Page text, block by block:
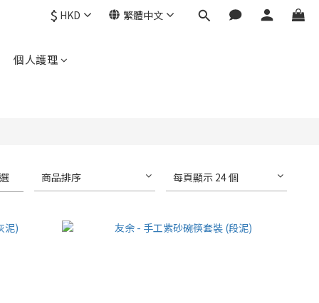
$ HKD 繁體中文
個人護理
商品排序 每頁顯示 24 個